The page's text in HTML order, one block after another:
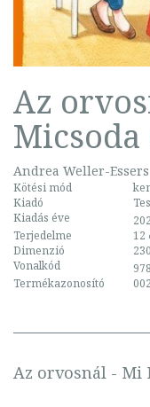
Az
Andrea Weller-Essers
Kötési mód
Kiadó
Kiadás éve
Terjedelme
12
Dimenzió 230
Vonalkód
Termékazonosító
Az orvosnál - Mi